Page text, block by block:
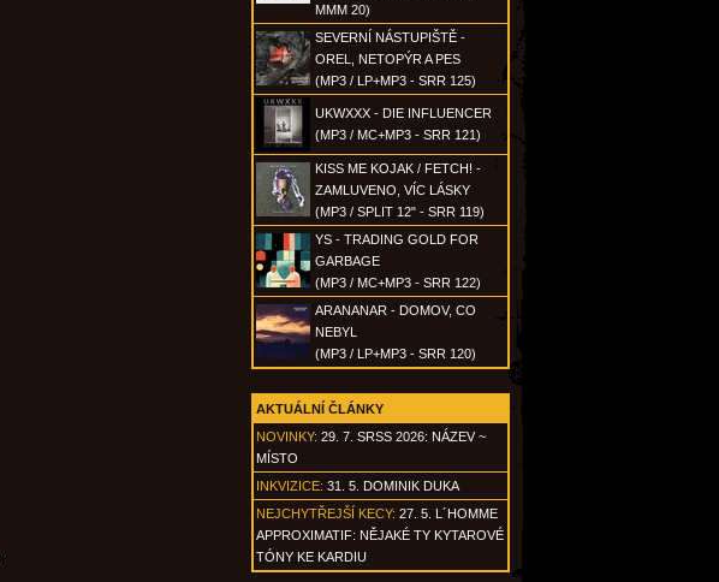
MMM 20)
SEVERNÍ NÁSTUPIŠTĚ -
OREL, NETOPÝR A PES
(MP3 / LP+MP3 - SRR 125)
UKWXXX - DIE INFLUENCER
(MP3 / MC+MP3 - SRR 121)
KISS ME KOJAK / FETCH! -
ZAMLUVENO, VÍC LÁSKY
(MP3 / SPLIT 12" - SRR 119)
YS - TRADING GOLD FOR
GARBAGE
(MP3 / MC+MP3 - SRR 122)
ARANANAR - DOMOV, CO
NEBYL
(MP3 / LP+MP3 - SRR 120)
AKTUÁLNÍ ČLÁNKY
NOVINKY: 29. 7. SRSS 2026: NÁZEV ~
MÍSTO
INKVIZICE: 31. 5. DOMINIK DUKA
NEJCHYTŘEJŠÍ KECY: 27. 5. L´HOMME
APPROXIMATIF: NĚJAKÉ TY KYTAROVÉ
TÓNY KE KARDIU